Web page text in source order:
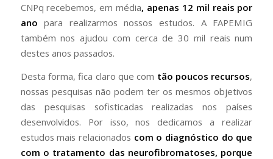
CNPq recebemos, em média, apenas 12 mil reais por
ano para realizarmos nossos estudos. A FAPEMIG
também nos ajudou com cerca de 30 mil reais num
destes anos passados.
Desta forma, fica claro que com tão poucos recursos,
nossas pesquisas não podem ter os mesmos objetivos
das pesquisas sofisticadas realizadas nos países
desenvolvidos. Por isso, nos dedicamos a realizar
estudos mais relacionados com o diagnóstico do que
com o tratamento das neurofibromatoses, porque